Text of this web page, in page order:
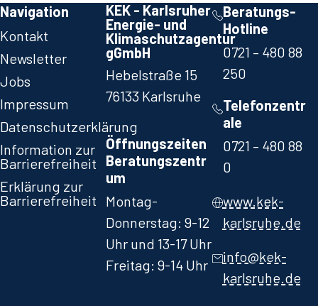
Navigation
Kontakt
Newsletter
Jobs
Impressum
Datenschutzerklärung
Information zur
Barrierefreiheit
Erklärung zur
Barrierefreiheit
KEK - Karlsruher
Energie- und
Klimaschutzagentur
gGmbH
Hebelstraße 15
76133 Karlsruhe
Öffnungszeiten
Beratungszentr
um
Montag-
Donnerstag: 9-12
Uhr und 13-17 Uhr
Freitag: 9-14 Uhr
Beratungs-
Hotline
0721 – 480 88
250​
Telefonzentr
ale
0721 – 480 88
0​
www.kek-
karlsruhe.de
info@kek-
karlsruhe.de